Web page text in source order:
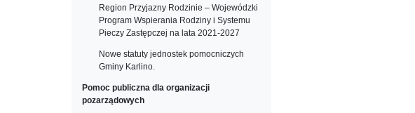
Region Przyjazny Rodzinie – Wojewódzki
Program Wspierania Rodziny i Systemu
Pieczy Zastępczej na lata 2021-2027
Nowe statuty jednostek pomocniczych
Gminy Karlino.
Pomoc publiczna dla organizacji
pozarządowych